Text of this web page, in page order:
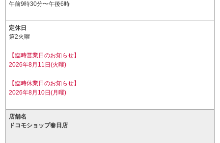
午前9時30分〜午後6時
定休日
第2火曜
【臨時営業日のお知らせ】
2026年8月11日(火曜)
【臨時休業日のお知らせ】
2026年8月10日(月曜)
店舗名
ドコモショップ春日店